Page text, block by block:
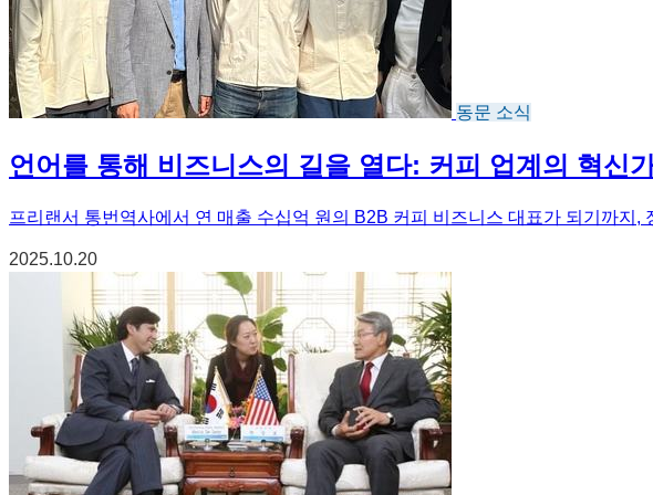
동문 소식
언어를 통해 비즈니스의 길을 열다: 커피 업계의 혁신
프리랜서 통번역사에서 연 매출 수십억 원의 B2B 커피 비즈니스 대표가 되기까지
2025.10.20